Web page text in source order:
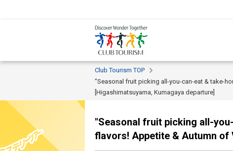
Club Tourism TOP
"Seasonal fruit picking all-you-can-eat & take-
[Higashimatsuyama, Kumagaya departure]
"Seasonal fruit picking all-
flavors! Appetite & Autumn of